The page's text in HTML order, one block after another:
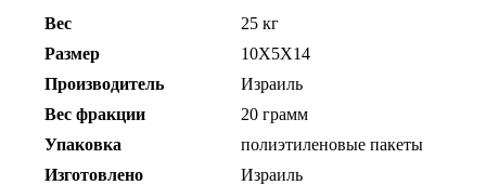
Вес
25 кг
Размер
10X5X14
Производитель
Израиль
Вес фракции
20 грамм
Упаковка
полиэтиленовые пакеты
Изготовлено
Израиль